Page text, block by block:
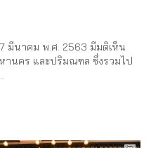
มีนาคม พ.ศ. 2563 มีมติเห็น
านคร และปริมณฑล ซึ่งรวมไป